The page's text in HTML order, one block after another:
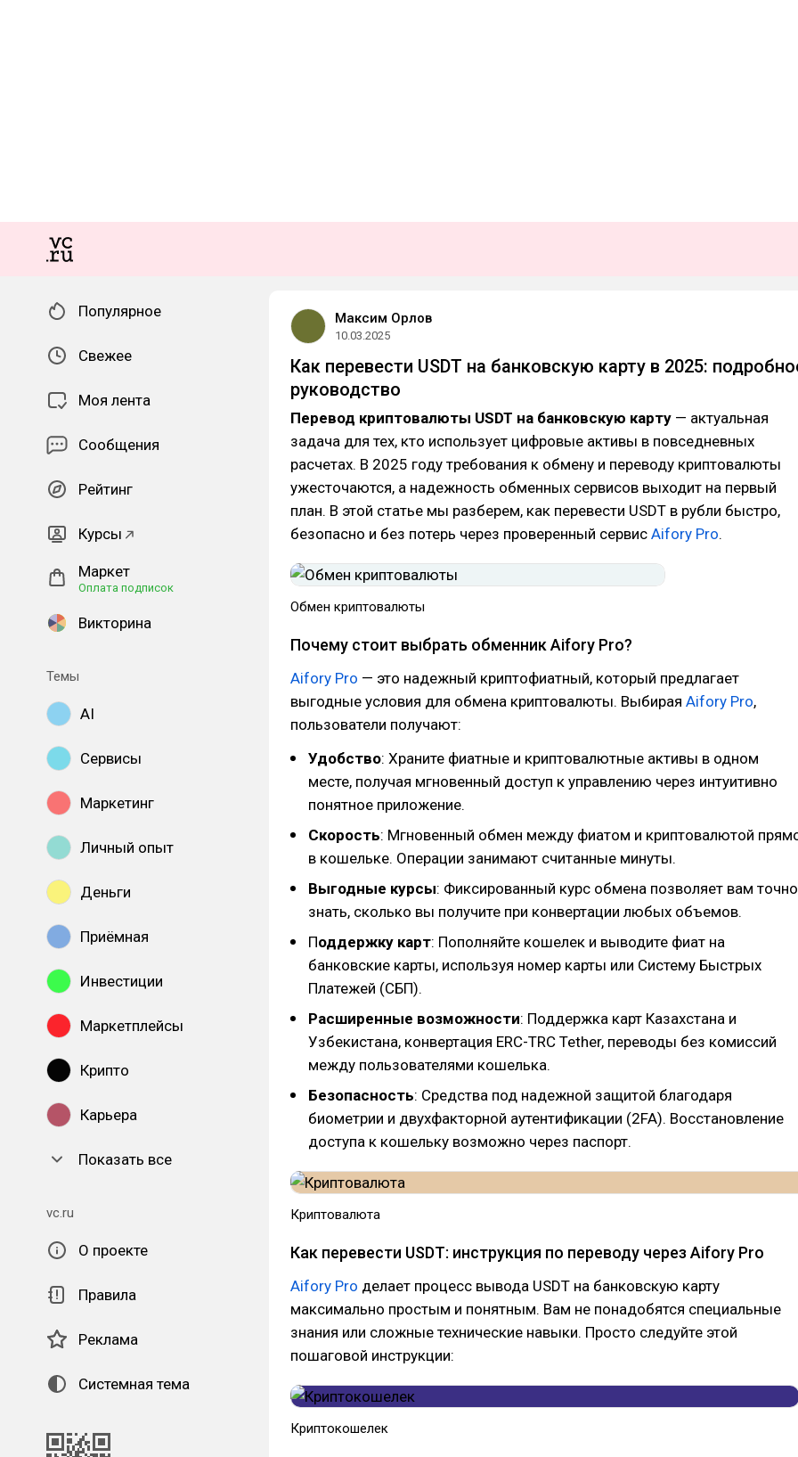
Популярное
Свежее
Моя лента
Сообщения
Рейтинг
Курсы
Маркет
Оплата подписок
Викторина
Темы
AI
Сервисы
Маркетинг
Личный опыт
Деньги
Приёмная
Инвестиции
Маркетплейсы
Крипто
Карьера
Показать все
vc.ru
О проекте
Правила
Реклама
Системная тема
Максим Орлов
10.03.2025
Как перевести USDT на банковскую карту в 2025:
руководство
Перевод криптовалюты USDT на банковскую карту — актуальная
задача для тех, кто использует цифровые активы в повседневных
расчетах. В 2025 году требования к обмену и переводу криптовалюты
ужесточаются, а надежность обменных сервисов выходит на первый
план. В этой статье мы разберем, как перевести USDT в рубли быстро,
безопасно и без потерь через проверенный сервис Aifory Pro.
Обмен криптовалюты
Почему стоит выбрать обменник Aifory Pro?
Aifory Pro — это надежный криптофиатный, который предлагает
выгодные условия для обмена криптовалюты. Выбирая Aifory Pro,
пользователи получают:
Удобство: Храните фиатные и криптовалютные активы в одном
месте, получая мгновенный доступ к управлению через интуитивно
понятное приложение.
Скорость: Мгновенный обмен между фиатом и криптовалютой
в кошельке. Операции занимают считанные минуты.
Выгодные курсы: Фиксированный курс обмена позволяет вам точно
знать, сколько вы получите при конвертации любых объемов.
Поддержку карт: Пополняйте кошелек и выводите фиат на
банковские карты, используя номер карты или Систему Быстрых
Платежей (СБП).
Расширенные возможности: Поддержка карт Казахстана и
Узбекистана, конвертация ERC-TRC Tether, переводы без комиссий
между пользователями кошелька.
Безопасность: Средства под надежной защитой благодаря
биометрии и двухфакторной аутентификации (2FA). Восстановление
доступа к кошельку возможно через паспорт.
Криптовалюта
Как перевести USDT: инструкция по переводу через Aifory Pro
Aifory Pro делает процесс вывода USDT на банковскую карту
максимально простым и понятным. Вам не понадобятся специальные
знания или сложные технические навыки. Просто следуйте этой
пошаговой инструкции:
Криптокошелек